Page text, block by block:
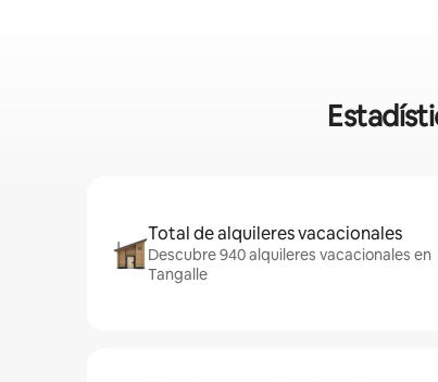
Total de alquileres vacacionales
Descubre 940 alquileres vacacionales en
Tangalle